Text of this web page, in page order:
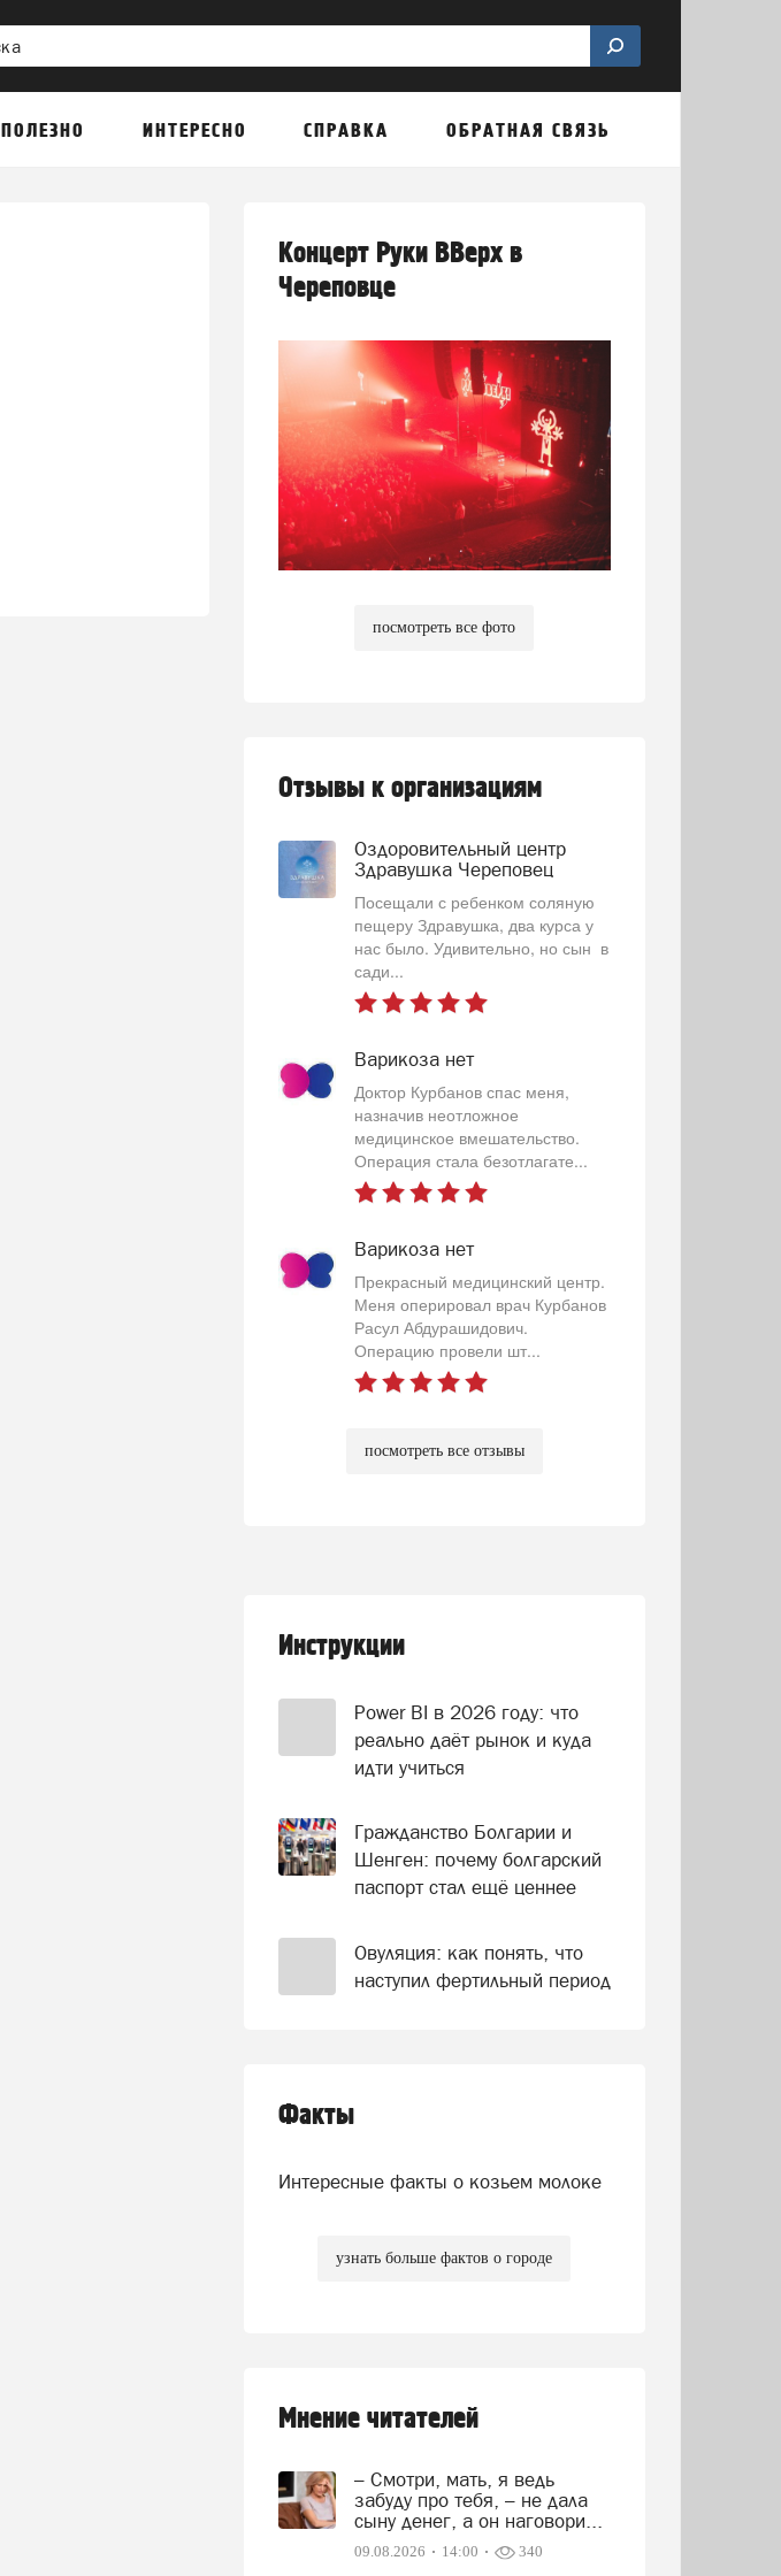
ПОЛЕЗНО ИНТЕРЕСНО СПРАВКА ОБРАТНАЯ СВЯЗЬ
Концерт Руки ВВерх в
Череповце
посмотреть все фото
Отзывы к организациям
Оздоровительный центр
Здравушка Череповец
Посещали с ребенком соляную
пещеру Здравушка, два курса у
нас было. Удивительно, но сын в
сади...
Варикоза нет
Доктор Курбанов спас меня,
назначив неотложное
медицинское вмешательство.
Операция стала безотлагате...
Варикоза нет
Прекрасный медицинский центр.
Меня оперировал врач Курбанов
Расул Абдурашидович.
Операцию провели шт...
посмотреть все отзывы
Инструкции
Power BI в 2026 году: что
реально даёт рынок и куда
идти учиться
Гражданство Болгарии и
Шенген: почему болгарский
паспорт стал ещё ценнее
Овуляция: как понять, что
наступил фертильный период
Факты
Интересные факты о козьем молоке
узнать больше фактов о городе
Мнение читателей
– Смотри, мать, я ведь
забуду про тебя, – не дала
сыну денег, а он наговори...
09.08.2026 14:00 340